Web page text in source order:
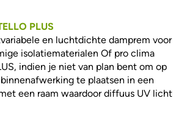
PLUS
en luchtdichte damprem voor
isolatiematerialen Of pro clima
indien je niet van plan bent om op
te plaatsen in een
een raam waardoor diffuus UV licht